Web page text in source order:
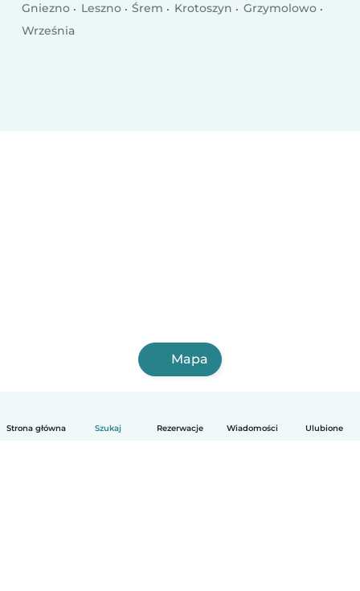
Strona główna Szukaj Rezerwacje Wiadomości Ulubione
Gniezno
Leszno Śrem Krotoszyn
Grzymolowo
Września
Mapa